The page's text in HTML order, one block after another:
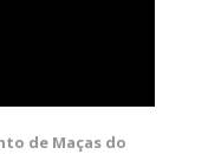
de Maças do